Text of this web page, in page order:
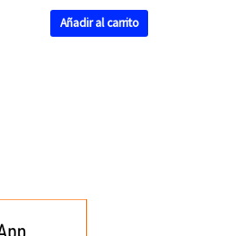
Añadir al carrito